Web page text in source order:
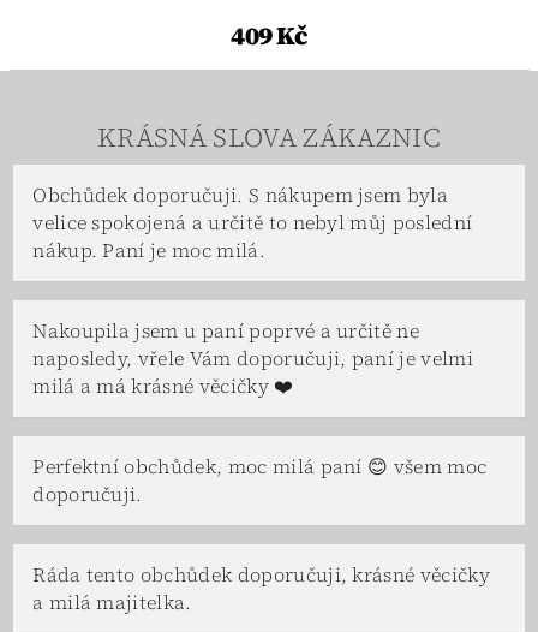
409 Kč
KRÁSNÁ SLOVA ZÁKAZNIC
Obchůdek doporučuji. S nákupem jsem byla
velice spokojená a určitě to nebyl můj poslední
nákup. Paní je moc milá.
Nakoupila jsem u paní poprvé a určitě ne
naposledy, vřele Vám doporučuji, paní je velmi
milá a má krásné věcičky ❤️
Perfektní obchůdek, moc milá paní 😊 všem moc
doporučuji.
Ráda tento obchůdek doporučuji, krásné věcičky
a milá majitelka.